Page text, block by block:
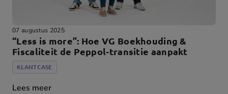
07 augustus 2025
“Less is more”: Hoe VG Boekhouding &
Fiscaliteit de Peppol-transitie aanpakt
KLANTCASE
Lees meer